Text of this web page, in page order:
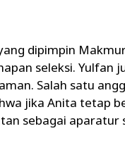
dipimpin
seleksi. Yulfan
Salah satu
jika Anita tetap
sebagai aparatur